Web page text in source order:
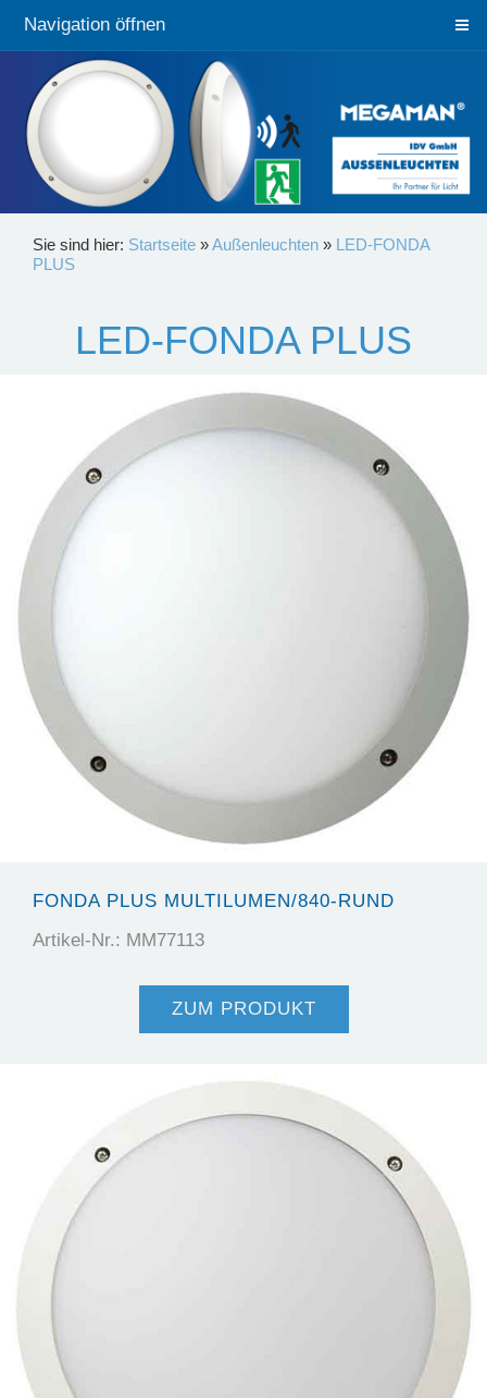
Navigation öffnen
Sie sind hier: Startseite »Außenleuchten » LED-FONDA
PLUS
LED-FONDA PLUS
FONDA PLUS MULTILUMEN/840-RUND
Artikel-Nr.: MM77113
ZUM PRODUKT